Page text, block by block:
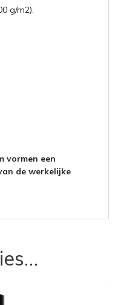
g/m2).
vormen een
de werkelijke